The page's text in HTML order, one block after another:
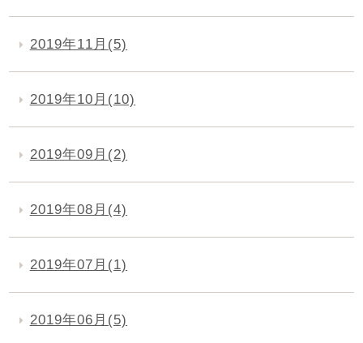
2019年11月(5)
2019年10月(10)
2019年09月(2)
2019年08月(4)
2019年07月(1)
2019年06月(5)